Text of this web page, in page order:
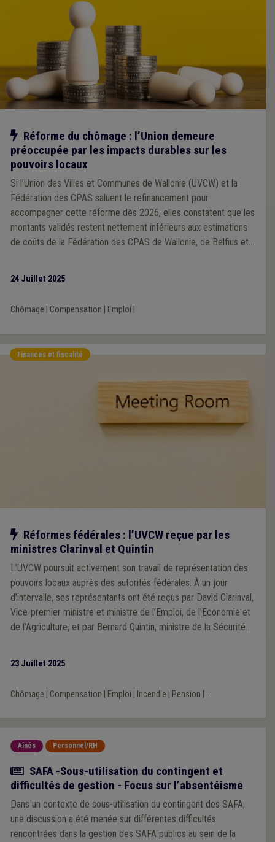
Notre action
Réforme du chômage : l’Union demeure
préoccupée par les impacts durables sur les
pouvoirs locaux
Si l’Union des Villes et Communes de Wallonie (UVCW) et la
Fédération des CPAS saluent le refinancement pour
accompagner cette réforme dès 2026, elles constatent que les
montants validés restent nettement inférieurs aux estimations
de coûts de la Fédération des CPAS de Wallonie, de Belfius et
24 Juillet 2025
Chômage Compensation Emploi
Finances et fiscalité
Notre action
Réformes fédérales : l’UVCW reçue par les
ministres Clarinval et Quintin
L’UVCW poursuit activement son travail de représentation des
pouvoirs locaux auprès des autorités fédérales. À un jour
d’intervalle, ses représentants ont été reçus par David Clarinval,
Vice-premier ministre et ministre de l’Emploi, de l’Economie et
de l’Agriculture, et par Bernard Quintin, ministre de la Sécurité
23 Juillet 2025
Chômage Compensation Emploi Incendie Pension ...
Aînés Personnel/RH
Actualité
SAFA -Sous-utilisation du contingent et
difficultés de gestion - Focus sur l’absentéisme
Dans un contexte de sous-utilisation du contingent des SAFA,
une discussion a été menée sur différentes difficultés
rencontrées dans la gestion des SAFA publics au sein de la